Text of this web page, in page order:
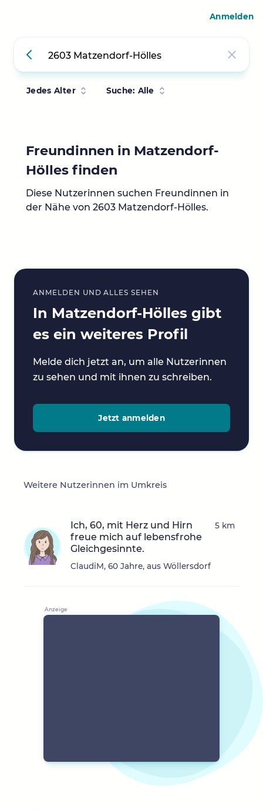
Jedes Alter Suche: Alle
Freundinnen in Matzendorf-
Hölles finden
Diese Nutzerinnen suchen Freundinnen in
der Nähe von 2603 Matzendorf-Hölles.
ANMELDEN UND ALLES SEHEN
In Matzendorf-Hölles gibt
es ein weiteres Profil
Melde dich jetzt an, um alle Nutzerinnen
zu sehen und mit ihnen zu schreiben.
Jetzt anmelden
Weitere Nutzerinnen im Umkreis
Ich, 60, mit Herz und Hirn
freue mich auf lebensfrohe
Gleichgesinnte.
ClaudiM, 60 Jahre, aus Wöllersdorf
5 km
Anmelden